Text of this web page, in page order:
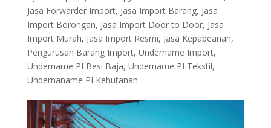
Jasa Forwarder Import, Jasa Import Barang, Jasa
Import Borongan, Jasa Import Door to Door, Jasa
Import Murah, Jasa Import Resmi, Jasa Kepabeanan,
Pengurusan Barang Import, Undername Import,
Undername PI Besi Baja, Undername PI Tekstil,
Undernaname PI Kehutanan